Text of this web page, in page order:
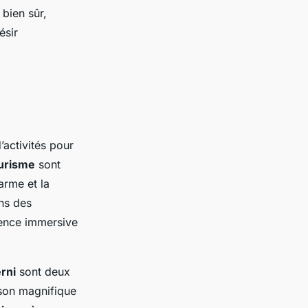
sûr,
pour
sont
et la
des
immersive
sont deux
magnifique